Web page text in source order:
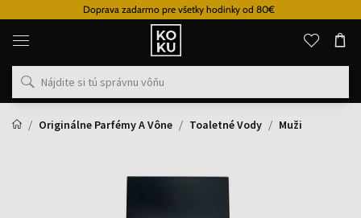
Doprava zadarmo pre všetky hodinky od 80€
Originálne
parfémy
hodinky
na
mieste
Originálne Parfémy A Vône
Toaletné Vody Muži